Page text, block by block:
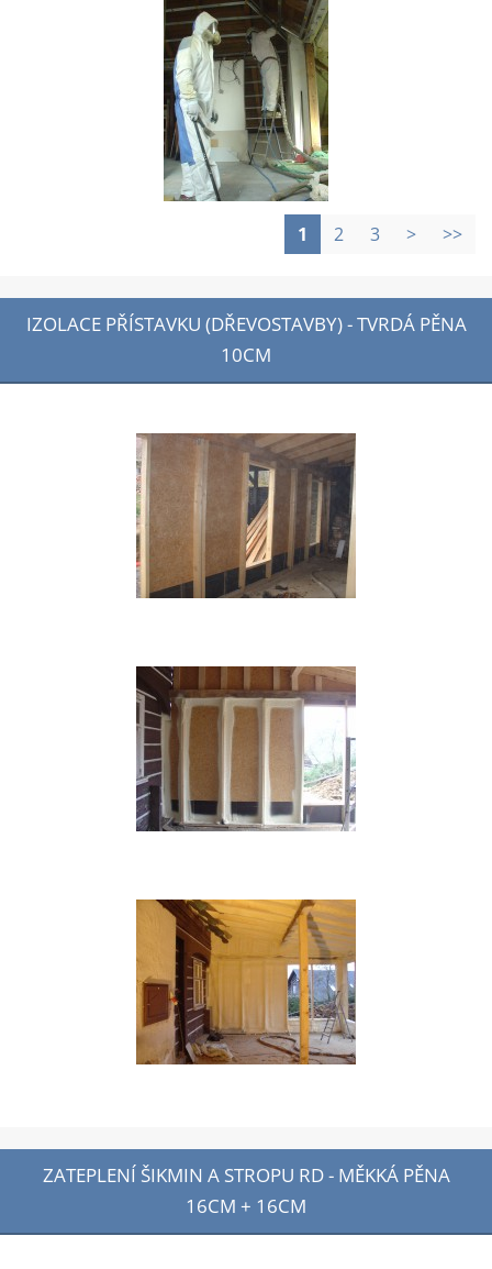
1 2 3 > >>
IZOLACE PŘÍSTAVKU (DŘEVOSTAVBY) - TVRDÁ PĚNA
10CM
ZATEPLENÍ ŠIKMIN A STROPU RD - MĚKKÁ PĚNA
16CM + 16CM